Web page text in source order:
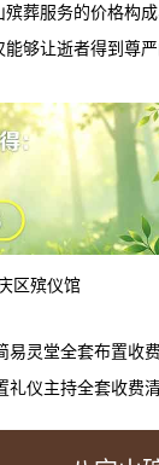
殡葬服务的价格构
够让逝者得到尊
区殡仪馆
易灵堂全套布置收
礼仪主持全套收费